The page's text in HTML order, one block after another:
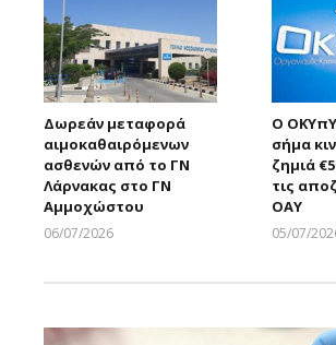
Δωρεάν μεταφορά
αιμοκαθαιρόμενων
ασθενών από το ΓΝ
Λάρνακας στο ΓΝ
Αμμοχώστου
06/07/2026
Ο
σήμα
ζημιά
τις
ΟΑΥ
05/07/